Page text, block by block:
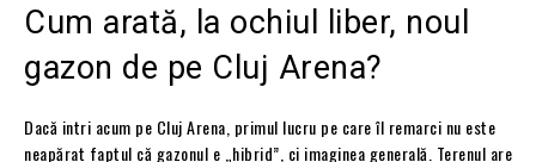
Cum arată, la ochiul liber, noul
gazon de pe Cluj Arena?
Dacă intri acum pe Cluj Arena, primul lucru pe care îl remarci nu este
neapărat faptul că gazonul e „hibrid”, ci imaginea generală. Terenul are